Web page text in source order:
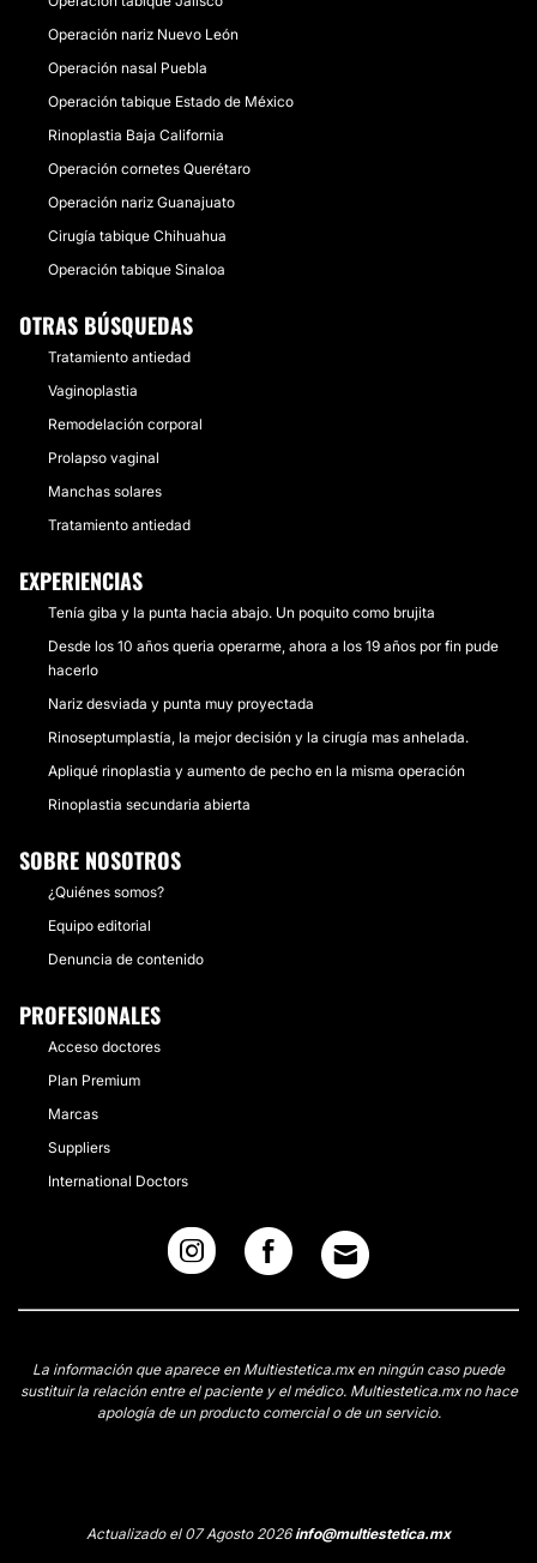
Operación nariz Nuevo León
Operación nasal Puebla
Operación tabique Estado de México
Rinoplastia Baja California
Operación cornetes Querétaro
Operación nariz Guanajuato
Cirugía tabique Chihuahua
Operación tabique Sinaloa
OTRAS BÚSQUEDAS
Tratamiento antiedad
Vaginoplastia
Remodelación corporal
Prolapso vaginal
Manchas solares
Tratamiento antiedad
EXPERIENCIAS
Tenía giba y la punta hacia abajo. Un poquito como brujita
Desde los 10 años queria operarme, ahora a los 19 años por fin pude
hacerlo
Nariz desviada y punta muy proyectada
Rinoseptumplastía, la mejor decisión y la cirugía mas anhelada.
Apliqué rinoplastia y aumento de pecho en la misma operación
Rinoplastia secundaria abierta
SOBRE NOSOTROS
¿Quiénes somos?
Equipo editorial
Denuncia de contenido
PROFESIONALES
Acceso doctores
Plan Premium
Marcas
Suppliers
International Doctors
La información que aparece en Multiestetica.mx en ningún caso puede
sustituir la relación entre el paciente y el médico. Multiestetica.mx no hace
apología de un producto comercial o de un servicio.
Actualizado el 07 Agosto 2026info@multiestetica.mx